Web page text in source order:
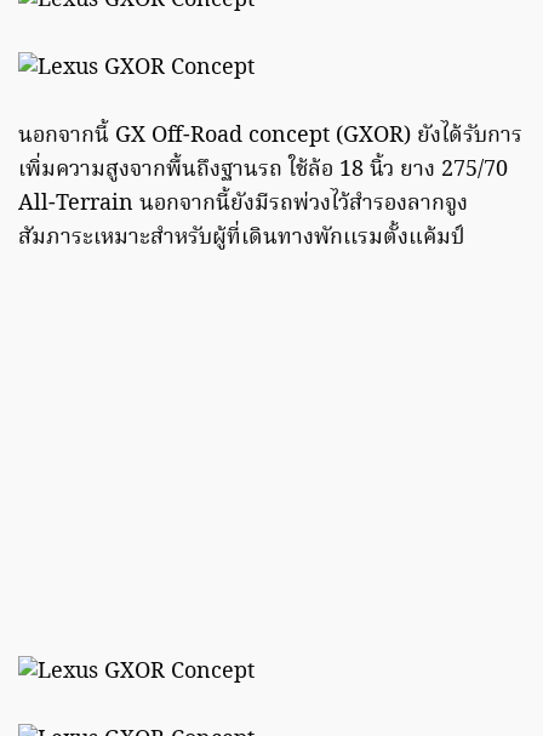
นอกจากนี้ GX Off-Road concept (GXOR) ยังได้รับการ
เพิ่มความสูงจากพื้นถึงฐานรถ ใช้ล้อ 18 นิ้ว ยาง 275/70
All-Terrain นอกจากนี้ยังมีรถพ่วงไว้สำรองลากจูง
สัมภาระเหมาะสำหรับผู้ที่เดินทางพักเเรมตั้งแค้มป์